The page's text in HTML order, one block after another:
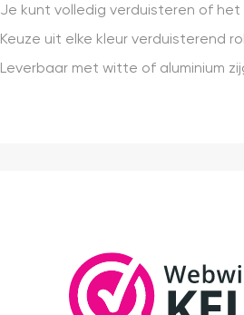
Je kunt volledig verduisteren of
Keuze uit elke kleur verduisterend
Leverbaar met witte of aluminium